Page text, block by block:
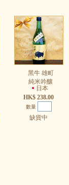
黑牛 雄町
純米吟釀
日本
HK$ 238.00
數量
缺貨中